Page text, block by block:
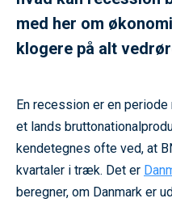
med her om
klogere på alt
En recession er en
et lands
kendetegnes ofte ved, at
kvartaler i træk. Det er
beregner, om Danmark er